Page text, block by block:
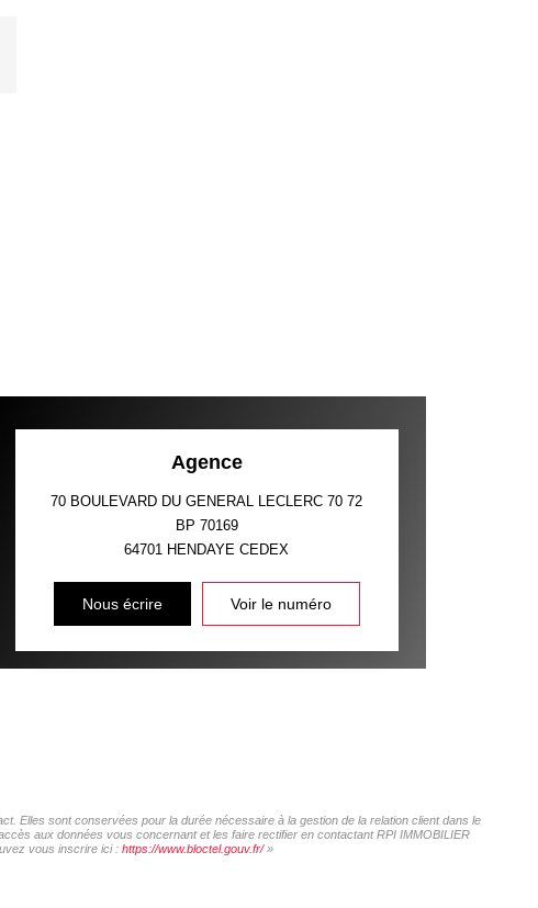
Agence
70 BOULEVARD DU GENERAL LECLERC 70 72
BP 70169
64701 HENDAYE CEDEX
Nous écrire Voir le numéro
Elles sont conservées pour la durée nécessaire à la gestion de la relation client dans le
aux données vous concernant et les faire rectifier en contactant RPI IMMOBILIER
vous inscrire ici : https://www.bloctel.gouv.fr/»